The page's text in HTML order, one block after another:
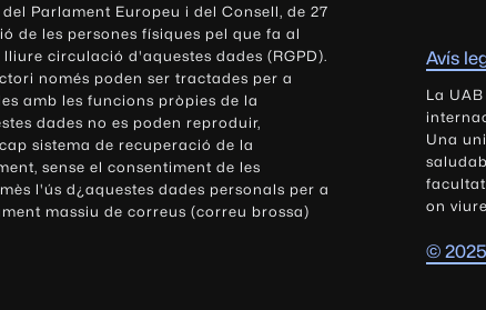
Parlament Europeu i del Consell, de 27
de les persones físiques pel que fa al
circulació d'aquestes dades (RGPD).
només poden ser tractades per a
amb les funcions pròpies de la
dades no es poden reproduir,
sistema de recuperació de la
sense el consentiment de les
l'ús d¿aquestes dades personals per a
massiu de correus (correu brossa)
s
i
t
a
t
A
u
t
ò
Avís
La
Una
on
©